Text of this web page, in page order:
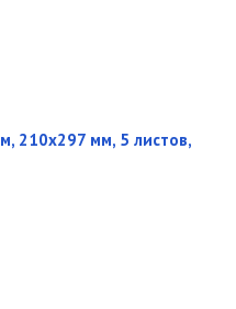
210х297 мм, 5 листов,